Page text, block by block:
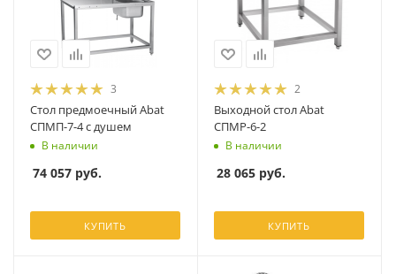
3
Стол предмоечный Abat
СПМП-7-4 с душем
В наличии
74 057 руб.
КУПИТЬ
2
Выходной стол Abat
СПМР-6-2
В наличии
28 065 руб.
КУПИТЬ